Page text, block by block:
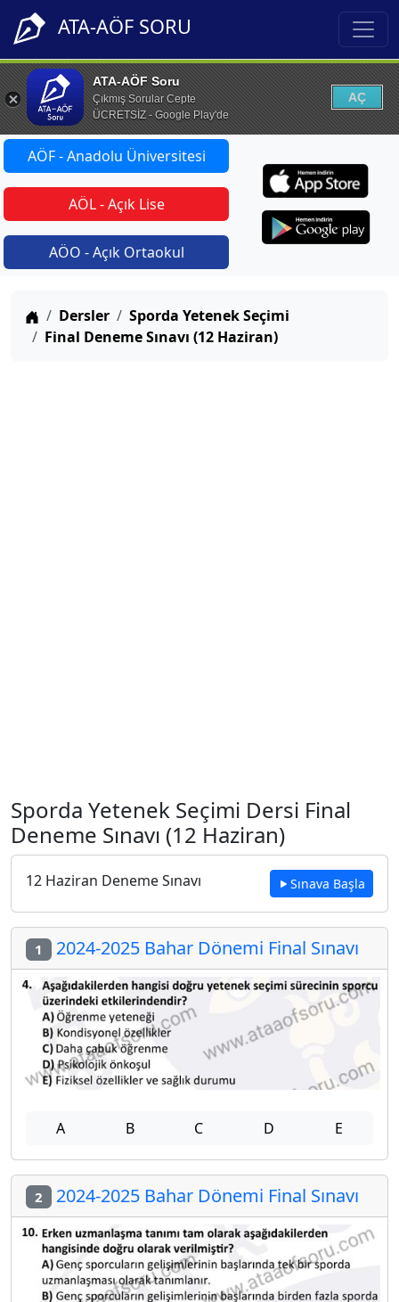
ATA-AÖF SORU
ATA-AÖF Soru
Çıkmış Sorular Cepte
ÜCRETSİZ - Google Play'de
AÇ
AÖF - Anadolu Üniversitesi
AÖL - Açık Lise
AÖO - Açık Ortaokul
Anasayfa
Dersler
Sporda Yetenek Seçimi
Final Deneme Sınavı (12 Haziran)
Sporda Yetenek Seçimi Dersi Final
Deneme Sınavı (12 Haziran)
12 Haziran Deneme Sınavı Sınava Başla
1 2024-2025 Bahar Dönemi Final Sınavı
A B C D E
2 2024-2025 Bahar Dönemi Final Sınavı